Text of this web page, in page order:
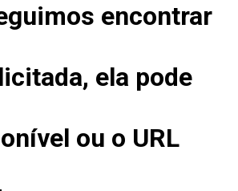
encontrar
ela pode
ou o URL